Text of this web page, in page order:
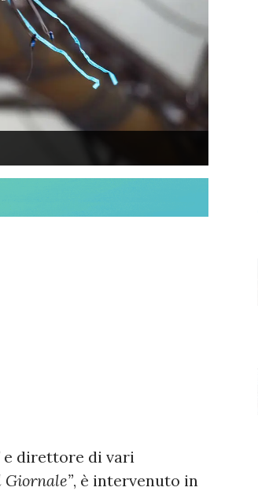
e direttore di vari
Giornale”, è intervenuto in